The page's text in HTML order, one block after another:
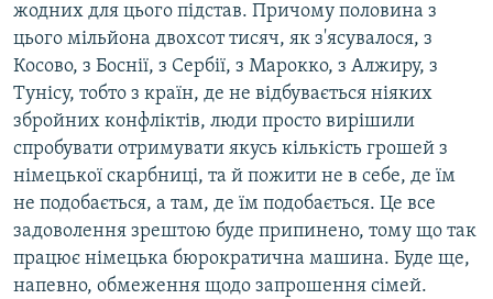
жодних для цього підстав. Причому половина з
цього мільйона двохсот тисяч, як з'ясувалося, з
Косово, з Боснії, з Сербії, з Марокко, з Алжиру, з
Тунісу, тобто з країн, де не відбувається ніяких
збройних конфліктів, люди просто вирішили
спробувати отримувати якусь кількість грошей з
німецької скарбниці, та й пожити не в себе, де їм
не подобається, а там, де їм подобається. Це все
задоволення зрештою буде припинено, тому що так
працює німецька бюрократична машина. Буде ще,
напевно, обмеження щодо запрошення сімей.